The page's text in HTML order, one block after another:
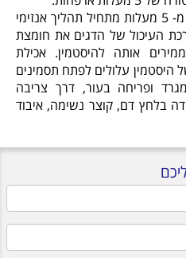
עם זאת, בטמפרטורה הגבוהה מ- 5 מעלות מתחיל תהליך אנזימי
העיכול של הדגים את חומצת
אותה להיסטמין. אכילת
היסטמין עלולים לפתח תסמינים
ופריחה בעור, דרך צריבה
בלחץ דם, קוצר נשימה, איבוד